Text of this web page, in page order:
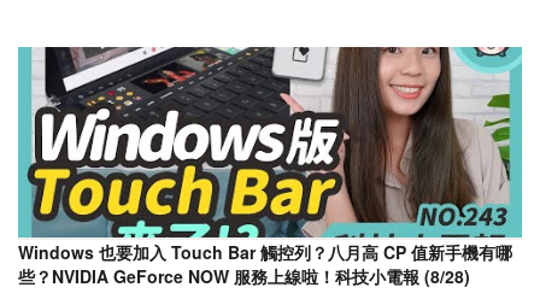
Windows 也要加入 Touch Bar 觸控列？八月高 CP 值新手機有哪
些？NVIDIA GeForce NOW 服務上線啦！科技小電報 (8/28)